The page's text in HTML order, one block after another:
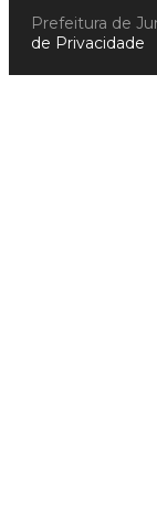
Prefeitura de
de Privacidade